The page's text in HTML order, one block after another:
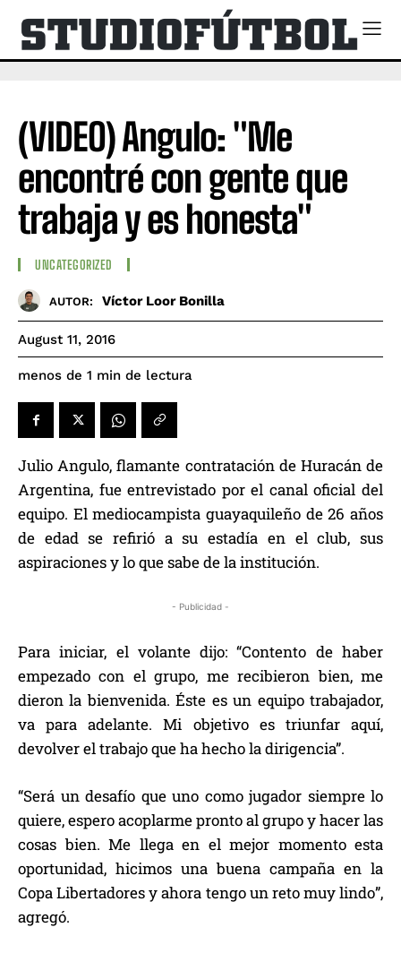
(VIDEO) Angulo: "Me
encontré con gente que
trabaja y es honesta"
UNCATEGORIZED
AUTOR: Víctor Loor Bonilla
August 11, 2016
menos de 1 min de lectura
Julio Angulo, flamante contratación de Huracán de
Argentina, fue entrevistado por el canal oficial del
equipo. El mediocampista guayaquileño de 26 años
de edad se refirió a su estadía en el club, sus
aspiraciones y lo que sabe de la institución.
- Publicidad -
Para iniciar, el volante dijo: “Contento de haber
empezado con el grupo, me recibieron bien, me
dieron la bienvenida. Éste es un equipo trabajador,
va para adelante. Mi objetivo es triunfar aquí,
devolver el trabajo que ha hecho la dirigencia”.
“Será un desafío que uno como jugador siempre lo
quiere, espero acoplarme pronto al grupo y hacer las
cosas bien. Me llega en el mejor momento esta
oportunidad, hicimos una buena campaña en la
Copa Libertadores y ahora tengo un reto muy lindo”,
agregó.